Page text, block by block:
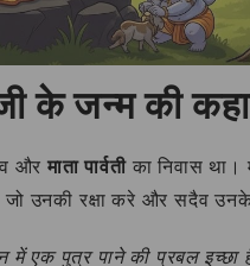
के जन्म की
औरमाता पार्वतीका निवास था।
जो उनकी रक्षा करे और सदैव
में एक पुत्र पाने की प्रबल